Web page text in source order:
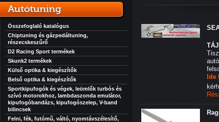
Autótuning
Összefoglaló katalógus
Chiptuning és gázpedáltuning,
részecskeszűrő
D2 Racing Sport termékek
Skunk2 termékek
Külső optika & kiegészítők
Belső optika & kiegészítők
Sportkipufogók és végek, leömlők turbós és
szívó motorokhoz, lambdaszonda emulátor,
kipufogóbandázs, kipufogószelep, V-band
bilincsek
Felni, fék, futómű, váltó, nyomtávszélesítő,